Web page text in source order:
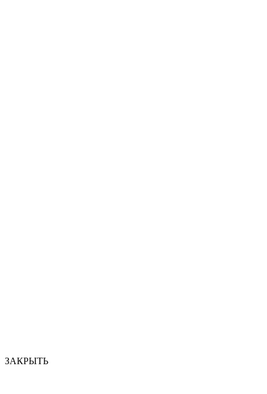
ЗАКРЫТЬ